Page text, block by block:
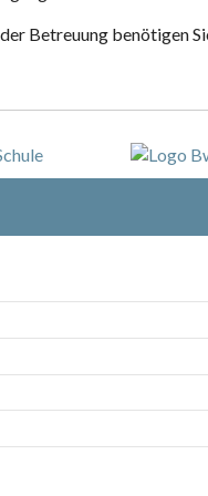
Betreuung benötigen